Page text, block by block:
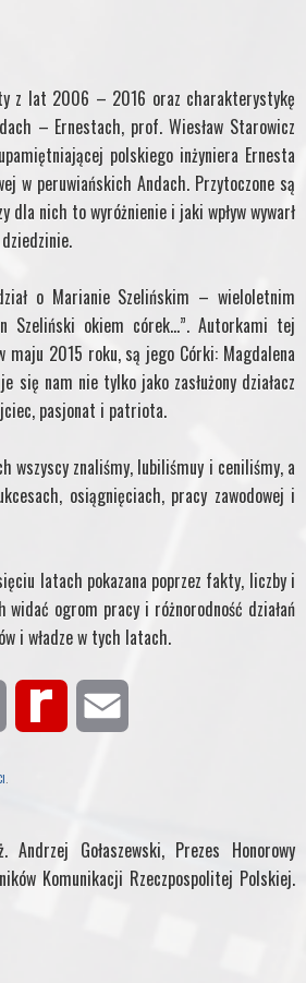
z lat 2006 – 2016 oraz charakterystykę
– Ernestach, prof. Wiesław Starowicz
polskiego inżyniera Ernesta
w peruwiańskich Andach. Przytoczone są
nich to wyróżnienie i jaki wpływ wywarł
o Marianie Szelińskim – wieloletnim
Szeliński okiem córek…”. Autorkami tej
maju 2015 roku, są jego Córki: Magdalena
się nam nie tylko jako zasłużony działacz
pasjonat i patriota.
wszyscy znaliśmy, lubiliśmuy i ceniliśmy, a
osiągnięciach, pracy zawodowej i
latach pokazana poprzez fakty, liczby i
widać ogrom pracy i różnorodność działań
i władze w tych latach.
n
i
.
Gołaszewski, Prezes Honorowy
Komunikacji Rzeczpospolitej Polskiej.